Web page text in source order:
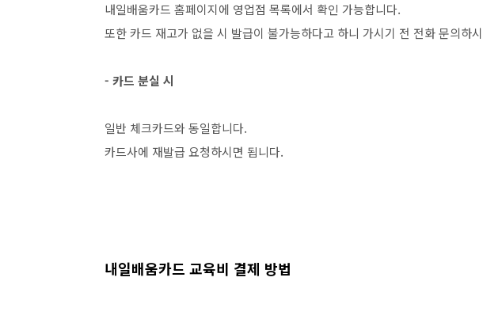
내일배움카드 홈페이지에 영업점 목록에서 확인 가능합니다.
또한 카드 재고가 없을 시 발급이 불가능하다고 하니 가시기 전 전화 문의하
- 카드 분실 시
일반 체크카드와 동일합니다.
카드사에 재발급 요청하시면 됩니다.
내일배움카드 교육비 결제 방법